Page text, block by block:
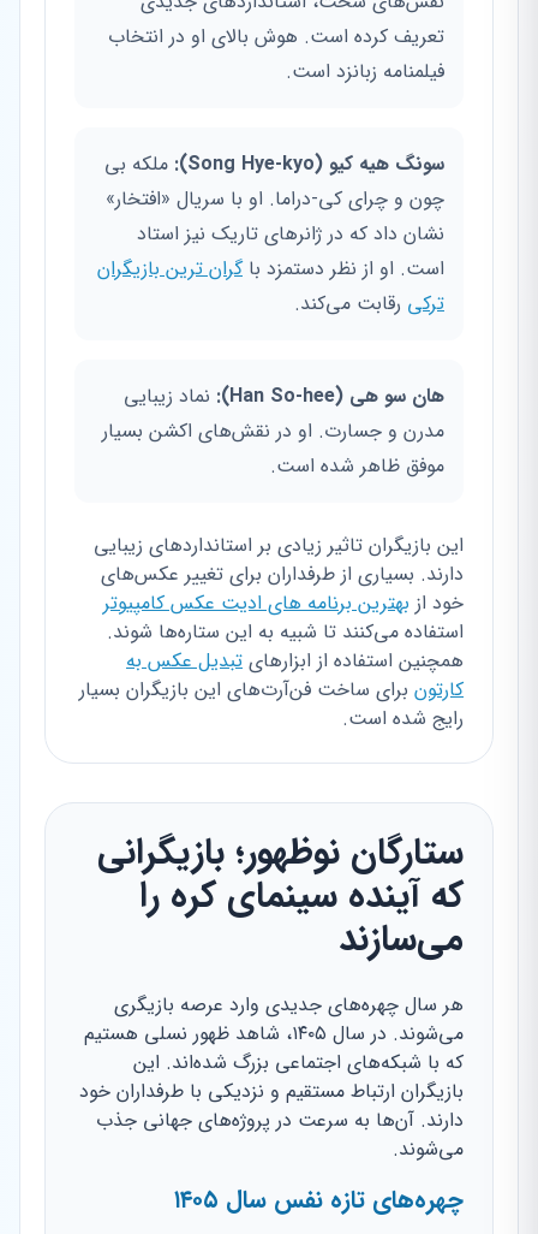
تعریف کرده است. هوش بالای او در انتخاب
فیلمنامه زبانزد است.
سونگ هیه کیو (Song Hye-kyo):
ملکه بی
چون و چرای کی-دراما. او با سریال «افتخار»
نشان داد که در ژانرهای تاریک نیز استاد
است. او از نظر دستمزد باگران ترین بازیگران
ترکی رقابت می‌کند.
هان سو هی (Han So-hee):
نماد زیبایی
مدرن و جسارت. او در نقش‌های اکشن بسیار
موفق ظاهر شده است.
این بازیگران تاثیر زیادی بر استانداردهای زیبایی
دارند. بسیاری از طرفداران برای تغییر عکس‌های
خود از بهترین برنامه های ادیت عکس کامپیوتر
استفاده می‌کنند تا شبیه به این ستاره‌ها شوند.
همچنین استفاده از ابزارهای تبدیل عکس به
کارتون برای ساخت فن‌آرت‌های این بازیگران بسیار
رایج شده است.
ستارگان نوظهور؛ بازیگرانی
که آینده سینمای کره را
می‌سازند
هر سال چهره‌های جدیدی وارد عرصه بازیگری
می‌شوند. در سال ۱۴۰۵، شاهد ظهور نسلی هستیم
که با شبکه‌های اجتماعی بزرگ شده‌اند. این
بازیگران ارتباط مستقیم و نزدیکی با طرفداران خود
دارند. آن‌ها به سرعت در پروژه‌های جهانی جذب
می‌شوند.
چهره‌های تازه نفس سال ۱۴۰۵